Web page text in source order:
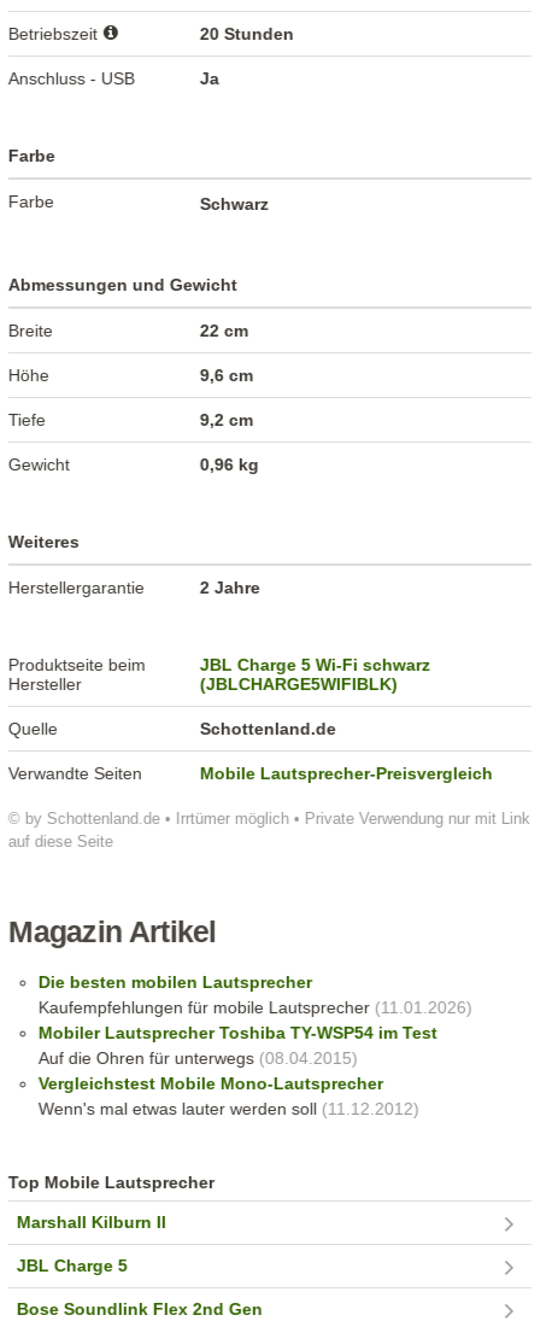
© by Schottenland.de • Irrtümer möglich • Private Verwendung nur mit Link
auf diese Seite
Betriebszeit 20 Stunden
Anschluss - USB Ja
Farbe
Farbe Schwarz
Abmessungen und Gewicht
Breite 22 cm
Höhe 9,6 cm
Tiefe 9,2 cm
Gewicht 0,96 kg
Weiteres
Herstellergarantie 2 Jahre
Produktseite beim
Hersteller
JBL Charge 5 Wi-Fi schwarz
(JBLCHARGE5WIFIBLK)
Quelle Schottenland.de
Verwandte Seiten Mobile Lautsprecher-Preisvergleich
Magazin Artikel
Die besten mobilen Lautsprecher
Kaufempfehlungen für mobile Lautsprecher(11.01.2026)
Mobiler Lautsprecher Toshiba TY-WSP54 im Test
Auf die Ohren für unterwegs(08.04.2015)
Vergleichstest Mobile Mono-Lautsprecher
Wenn's mal etwas lauter werden soll(11.12.2012)
Top Mobile Lautsprecher
Marshall Kilburn II
JBL Charge 5
Bose Soundlink Flex 2nd Gen